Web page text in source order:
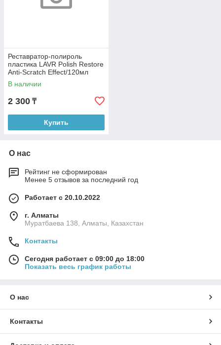
Реставратор-полироль
пластика LAVR Polish Restore
Anti-Scratch Effect/120мл
Ln1459-L
В наличии
2 300 ₸
Купить
О нас
Рейтинг не сформирован
Менее 5 отзывов за последний год
Работает с 20.10.2022
г. Алматы
Муратбаева 138, Алматы, Казахстан
Контакты
Сегодня работает с 09:00 до 18:00
Показать весь график работы
О нас
Контакты